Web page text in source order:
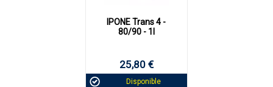
IPONE Trans 4 -
80/90 - 1l
25,80 €
Disponible